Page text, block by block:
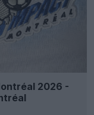
2026 -